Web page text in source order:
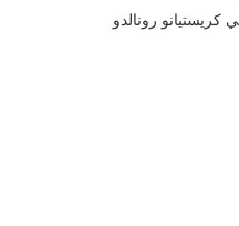
كريستيانو رونالدو